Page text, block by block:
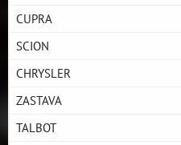
CUPRA
SCION
CHRYSLER
ZASTAVA
TALBOT